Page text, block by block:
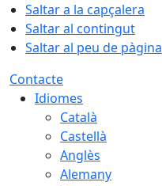
Saltar a la capçalera
Saltar al contingut
Saltar al peu de pàgina
Contacte
Idiomes
Català
Castellà
Anglès
Alemany